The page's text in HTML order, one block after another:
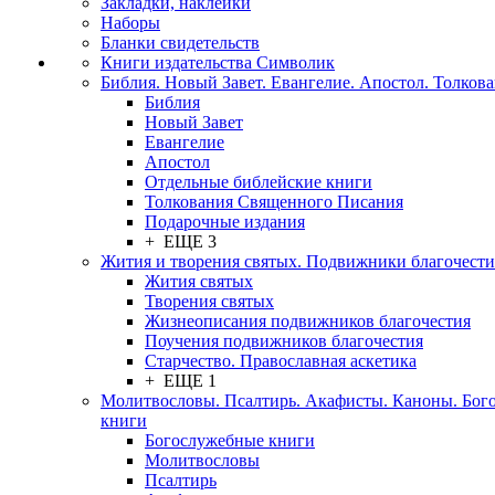
Наборы
Бланки свидетельств
Книги издательства Символик
Библия. Новый Завет. Евангелие. Апостол.
Библия
Новый Завет
Евангелие
Апостол
Отдельные библейские книги
Толкования Священного Писания
Подарочные издания
+ ЕЩЕ 3
Жития и творения святых. Подвижники
Жития святых
Творения святых
Жизнеописания подвижников благочестия
Поучения подвижников благочестия
Старчество. Православная аскетика
+ ЕЩЕ 1
Молитвословы. Псалтирь. Акафисты. Каноны.
книги
Богослужебные книги
Молитвословы
Псалтирь